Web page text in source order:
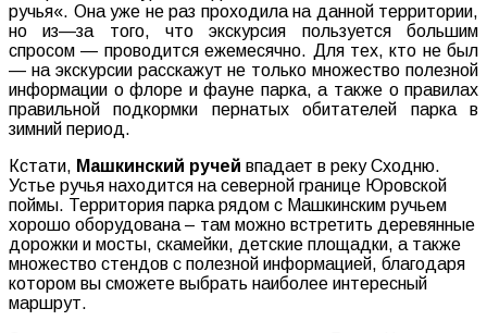
ручья«. Она уже не раз проходила на данной территории,
но
из—за того,что экскурсия пользуется
большим
спросом — проводится ежемесячно. Для тех,кто не был
— на экскурсии расскажут не только множество полезной
информации о флоре и фауне парка,а также о правилах
правильной
подкормки пернатых обитателей парка
в
зимний период.
Кстати, Машкинский ручей впадает в реку Сходню.
Устье ручья находится на северной границе Юровской
поймы. Территория парка рядом с Машкинским ручьем
хорошо оборудована – там можно встретить деревянные
дорожки и мосты, скамейки, детские площадки, а также
множество стендов с полезной информацией, благодаря
котором вы сможете выбрать наиболее интересный
маршрут.